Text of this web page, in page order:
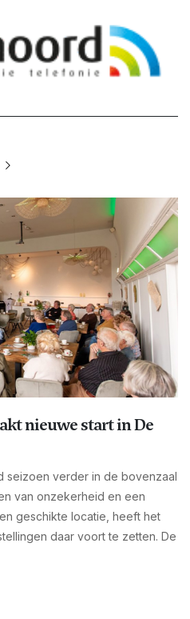
nieuwe start in De
seizoen verder in de bovenzaal
van onzekerheid en een
geschikte locatie, heeft het
daar voort te zetten. De